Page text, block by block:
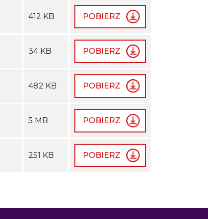
412 KB POBIERZ
34 KB POBIERZ
482 KB POBIERZ
5 MB POBIERZ
251 KB POBIERZ